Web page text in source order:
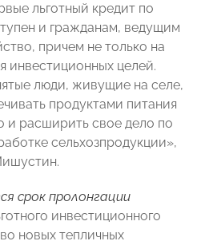
льготный кредит по
и гражданам, ведущим
причем не только на
инвестиционных целей.
люди, живущие на селе,
продуктами питания
и расширить свое дело по
сельхозпродукции»,
срок пролонгации
инвестиционного
новых тепличных